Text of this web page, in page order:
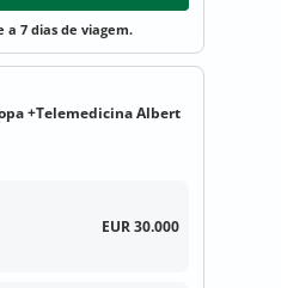
7 dias de viagem.
+Telemedicina Albert
EUR 30.000